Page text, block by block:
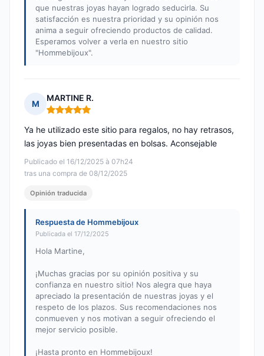
que nuestras joyas hayan logrado seducirla. Su
satisfacción es nuestra prioridad y su opinión nos
anima a seguir ofreciendo productos de calidad.
Esperamos volver a verla en nuestro sitio
"Hommebijoux".
M
MARTINE R.
Nota: 5 de 5
Publicado el 16/12/2025 à 07h24
tras una compra de 08/12/2025
Ya he utilizado este sitio para regalos, no hay retrasos,
las joyas bien presentadas en bolsas. Aconsejable
Opinión traducida
Respuesta de Hommebijoux
Publicada el 17/12/2025
Hola Martine,
¡Muchas gracias por su opinión positiva y su
confianza en nuestro sitio! Nos alegra que haya
apreciado la presentación de nuestras joyas y el
respeto de los plazos. Sus recomendaciones nos
conmueven y nos motivan a seguir ofreciendo el
mejor servicio posible.
¡Hasta pronto en Hommebijoux!